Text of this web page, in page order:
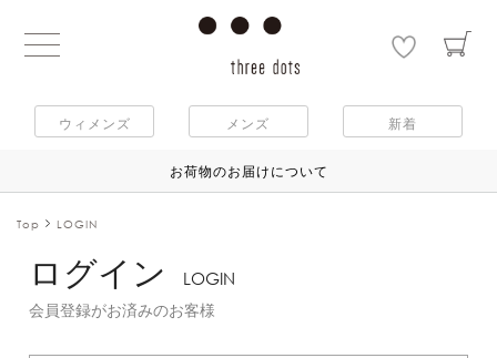
ウィメンズ メンズ 新着
お荷物のお届けについて
Top LOGIN
ログイン LOGIN
会員登録がお済みのお客様